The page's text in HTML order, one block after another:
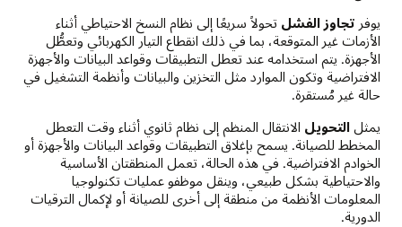
يوفر تجاوز الفشل تحولاً سريعًا إلى نظام النسخ الاحتياطي أثناء
الأزمات غير المتوقعة، بما في ذلك انقطاع التيار الكهربائي وتعطُّل
الأجهزة. يتم استخدامه عند تعطل التطبيقات وقواعد البيانات والأجهزة
الافتراضية وتكون الموارد مثل التخزين والبيانات وأنظمة التشغيل في
حالة غير مُستقرة.
يمثل التحويل الانتقال المنظم إلى نظام ثانوي أثناء وقت التعطل
المخطط للصيانة. يسمح بإغلاق التطبيقات وقواعد البيانات والأجهزة أو
الخوادم الافتراضية. في هذه الحالة، تعمل المنطقتان الأساسية
والاحتياطية بشكل طبيعي، وينقل موظفو عمليات تكنولوجيا
المعلومات الأنظمة من منطقة إلى أخرى للصيانة أو لإكمال الترقيات
الدورية.